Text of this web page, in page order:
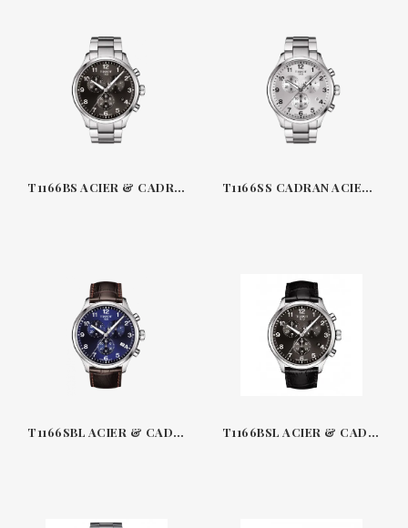
T1166BS ACIER & CADRAN NOIR 45 MM QUARTZ CHRONO XL TISSOT T1166SS CADRAN ACIER ET ARGENT 45 MM QUARTZ CHRONO XL TISSOT
T1166SBL ACIER & CADRAN BLEU-CUIR 45 MM QUARTZ CHRONO XL TISSOT T1166BSL ACIER & CADRAN NOIR-CUIR 45 MM QUARTZ CHRONO XL TISSOT